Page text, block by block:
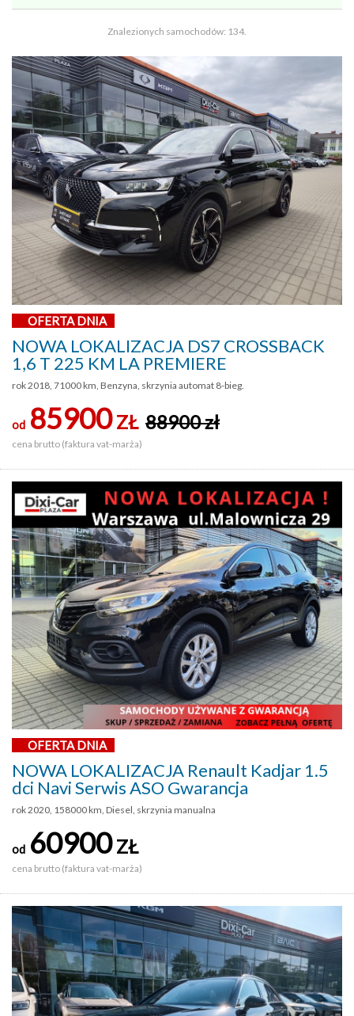
Znalezionych samochodów: 134.
OFERTA DNIA
NOWA LOKALIZACJA DS7 CROSSBACK
1,6 T 225 KM LA PREMIERE
rok 2018, 71000 km, Benzyna, skrzynia automat 8-bieg.
od 85900ZŁ 88900 zł
cena brutto (faktura vat-marża)
OFERTA DNIA
NOWA LOKALIZACJA Renault Kadjar 1.5
dci Navi Serwis ASO Gwarancja
rok 2020, 158000 km, Diesel, skrzynia manualna
od 60900ZŁ
cena brutto (faktura vat-marża)